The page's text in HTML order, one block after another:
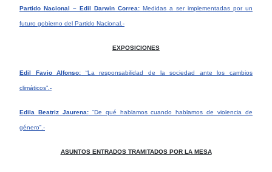
Partido Nacional – Edil Darwin Correa: Medidas a ser implementadas por un
futuro gobierno del Partido Nacional.-
EXPOSICIONES
Edil Favio Alfonso: “La responsabilidad de la sociedad ante los cambios
climáticos”.-
Edila Beatriz Jaurena:“De qué hablamos cuando hablamos de violencia de
género”.-
ASUNTOS ENTRADOS TRAMITADOS POR LA MESA